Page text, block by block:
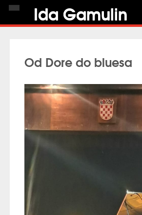
Ida Gamulin
DISKOGRAFIJA
GALERIJA
USA CROWN
PIANO JOURNAL INTERVIEW
Od Dore do bluesa